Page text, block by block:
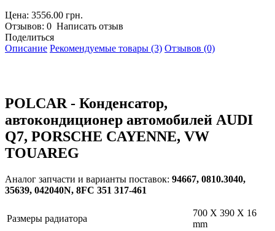
Цена: 3556.00 грн.
Отзывов: 0 Написать отзыв
Поделиться
Описание Рекомендуемые товары (3) Отзывов (0)
POLCAR - Конденсатор,
автокондиционер автомобилей AUDI
Q7, PORSCHE CAYENNE, VW
TOUAREG
Аналог запчасти и варианты поставок: 94667, 0810.3040,
35639, 042040N, 8FC 351 317-461
Размеры радиатора
700 X 390 X 16
mm